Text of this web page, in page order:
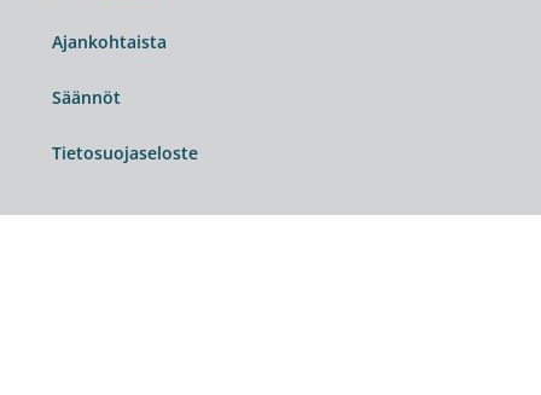
Ajankohtaista
Säännöt
Tietosuojaseloste